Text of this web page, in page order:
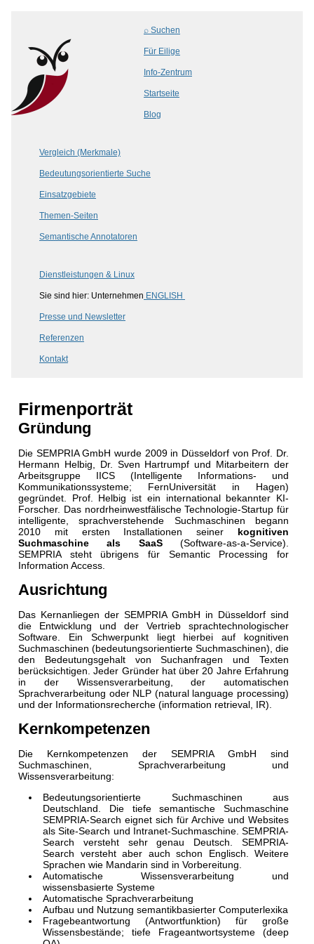
⌕ Suchen
Für Eilige
Info-Zentrum
Startseite
Blog
Vergleich (Merkmale)
Bedeutungsorientierte Suche
Einsatzgebiete
Themen-Seiten
Semantische Annotatoren
Dienstleistungen & Linux
Sie sind hier: Unternehmen ENGLISH
Presse und Newsletter
Referenzen
Kontakt
Firmenporträt
Gründung
Die SEMPRIA GmbH wurde 2009 in Düsseldorf von Prof. Dr.
Hermann Helbig, Dr. Sven Hartrumpf und Mitarbeitern der
Arbeitsgruppe IICS (Intelligente Informations- und
Kommunikationssysteme; FernUniversität in Hagen)
gegründet. Prof. Helbig ist ein international bekannter KI-
Forscher. Das nordrheinwestfälische Technologie-Startup für
intelligente, sprachverstehende Suchmaschinen begann
2010 mit ersten Installationen seiner kognitiven
Suchmaschine als SaaS(Software-as-a-Service).
SEMPRIA steht übrigens für Semantic Processing for
Information Access.
Ausrichtung
Das Kernanliegen der SEMPRIA GmbH in Düsseldorf sind
die Entwicklung und der Vertrieb sprachtechnologischer
Software. Ein Schwerpunkt liegt hierbei auf kognitiven
Suchmaschinen (bedeutungsorientierte Suchmaschinen), die
den Bedeutungsgehalt von Suchanfragen und Texten
berücksichtigen. Jeder Gründer hat über 20 Jahre Erfahrung
in der Wissensverarbeitung, der automatischen
Sprachverarbeitung oder NLP (natural language processing)
und der Informationsrecherche (information retrieval, IR).
Kernkompetenzen
Die Kernkompetenzen der SEMPRIA GmbH sind
Suchmaschinen, Sprachverarbeitung und
Wissensverarbeitung:
Bedeutungsorientierte Suchmaschinen aus
Deutschland. Die tiefe semantische Suchmaschine
SEMPRIA-Search eignet sich für Archive und Websites
als Site-Search und Intranet-Suchmaschine. SEMPRIA-
Search versteht sehr genau Deutsch. SEMPRIA-
Search versteht aber auch schon Englisch. Weitere
Sprachen wie Mandarin sind in Vorbereitung.
Automatische Wissensverarbeitung und
wissensbasierte Systeme
Automatische Sprachverarbeitung
Aufbau und Nutzung semantikbasierter Computerlexika
Fragebeantwortung (Antwortfunktion) für große
Wissensbestände; tiefe Frageantwortsysteme (deep